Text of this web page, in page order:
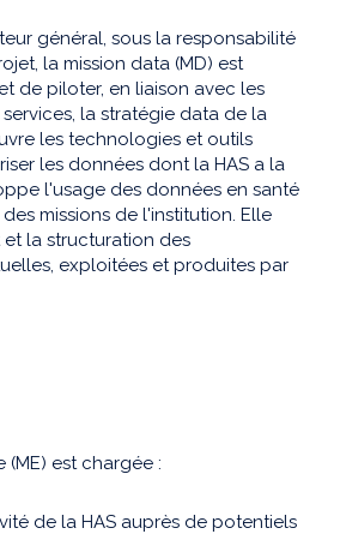
général, sous la responsabilité
la mission data (MD) est
de piloter, en liaison avec les
la stratégie data de la
les technologies et outils
les données dont la HAS a la
l'usage des données en santé
missions de l'institution. Elle
la structuration des
exploitées et produites par
(ME) est chargée :
de la HAS auprès de potentiels